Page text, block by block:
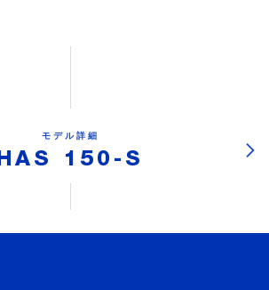
モデル詳細
HAS 150-S